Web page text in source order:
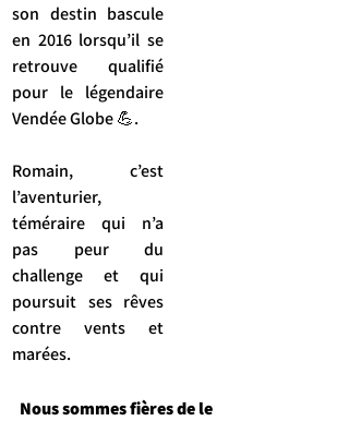
son destin bascule
en 2016 lorsqu’il se
retrouve qualifié
pour le légendaire
Vendée Globe 💪.
Romain, c’est
l’aventurier,
téméraire qui n’a
pas peur du
challenge et qui
poursuit ses rêves
contre vents et
marées.
Nous sommes fières de le